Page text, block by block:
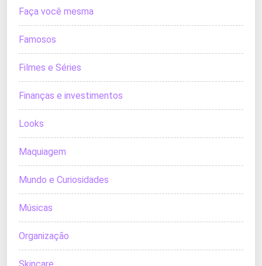
Faça você mesma
Famosos
Filmes e Séries
Finanças e investimentos
Looks
Maquiagem
Mundo e Curiosidades
Músicas
Organização